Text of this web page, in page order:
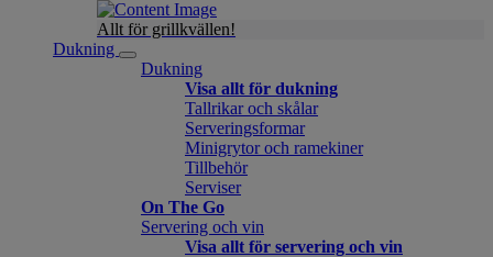
Allt för grillkvällen!
Dukning
Dukning
Visa allt för dukning
Tallrikar och skålar
Serveringsformar
Minigrytor och ramekiner
Tillbehör
Serviser
On The Go
Servering och vin
Visa allt för servering och vin